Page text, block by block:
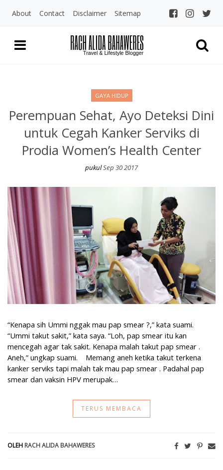
About Contact Disclaimer Sitemap
GAYA HIDUP
Perempuan Sehat, Ayo Deteksi Dini
untuk Cegah Kanker Serviks di
Prodia Women’s Health Center
pukulSep 30 2017
Perempuan Sehat, Ayo Deteksi Dini untuk Cegah Kanker Serviks
“Kenapa sih Ummi nggak mau pap smear ?,” kata suami.
“Ummi takut sakit,” kata saya. “Loh, pap smear itu kan
mencegah agar tak sakit. Kenapa malah takut pap smear .
Aneh,” ungkap suami. Memang aneh ketika takut terkena
kanker serviks tapi malah tak mau pap smear . Padahal pap
smear dan vaksin HPV merupak…
TERUS MEMBACA
OLEH RACH ALIDA BAHAWERES